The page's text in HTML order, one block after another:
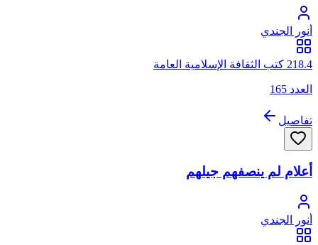
أنور الجندي
218.4 كتب الثقافة الإسلامية العامة
العدد 165
تفاصيل
أعلام لم ينصفهم جيلهم
أنور الجندي